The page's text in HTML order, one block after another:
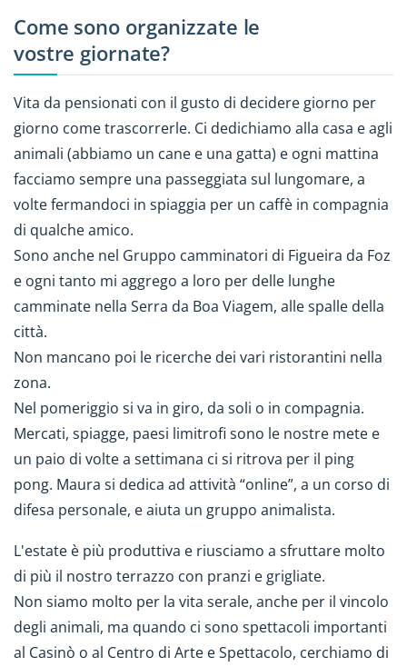
Come sono organizzate le
vostre giornate?
Vita da pensionati con il gusto di decidere giorno per
giorno come trascorrerle. Ci dedichiamo alla casa e agli
animali (abbiamo un cane e una gatta) e ogni mattina
facciamo sempre una passeggiata sul lungomare, a
volte fermandoci in spiaggia per un caffè in compagnia
di qualche amico.
Sono anche nel Gruppo camminatori di Figueira da Foz
e ogni tanto mi aggrego a loro per delle lunghe
camminate nella Serra da Boa Viagem, alle spalle della
città.
Non mancano poi le ricerche dei vari ristorantini nella
zona.
Nel pomeriggio si va in giro, da soli o in compagnia.
Mercati, spiagge, paesi limitrofi sono le nostre mete e
un paio di volte a settimana ci si ritrova per il ping
pong. Maura si dedica ad attività “online”, a un corso di
difesa personale, e aiuta un gruppo animalista.
L'estate è più produttiva e riusciamo a sfruttare molto
di più il nostro terrazzo con pranzi e grigliate.
Non siamo molto per la vita serale, anche per il vincolo
degli animali, ma quando ci sono spettacoli importanti
al Casinò o al Centro di Arte e Spettacolo, cerchiamo di